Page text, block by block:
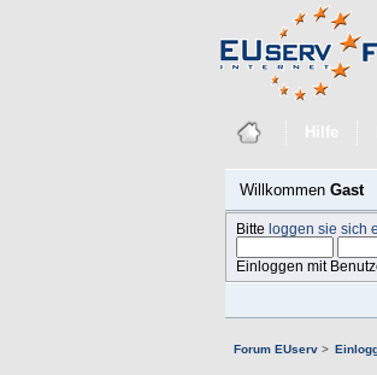
Hilfe
Willkommen Gast
Bitteloggen sie sich
Einloggen mit
Forum EUserv>